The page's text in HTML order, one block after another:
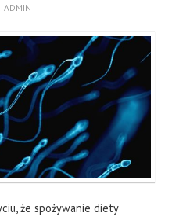
ADMIN
że spożywanie diety